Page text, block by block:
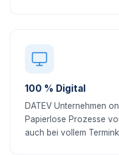
100 % Digital
DATEV Unternehmen
Papierlose Prozesse
auch bei vollem